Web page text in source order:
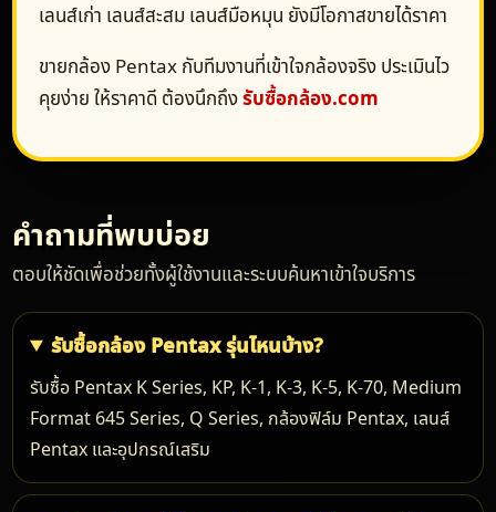
เลนส์เก่า เลนส์สะสม เลนส์มือหมุน ยังมีโอกาสขายได้ราคา
ขายกล้อง Pentax กับทีมงานที่เข้าใจกล้องจริง ประเมินไว
คุยง่าย ให้ราคาดี ต้องนึกถึงรับซื้อกล้อง.com
คำถามที่พบบ่อย
ตอบให้ชัดเพื่อช่วยทั้งผู้ใช้งานและระบบค้นหาเข้าใจบริการ
รับซื้อกล้อง Pentax รุ่นไหนบ้าง?
รับซื้อ Pentax K Series, KP, K-1, K-3, K-5, K-70, Medium
Format 645 Series, Q Series, กล้องฟิล์ม Pentax, เลนส์
Pentax และอุปกรณ์เสริม